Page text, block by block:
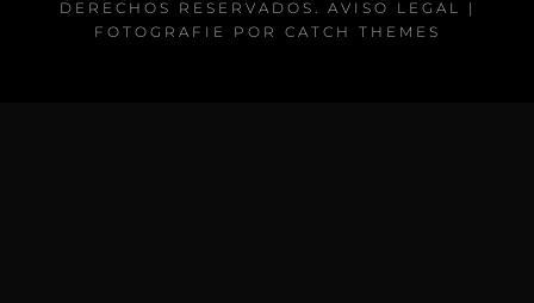
DERECHOS RESERVADOS. AVISO LEGAL
|
FOTOGRAFIE POR CATCH THEMES